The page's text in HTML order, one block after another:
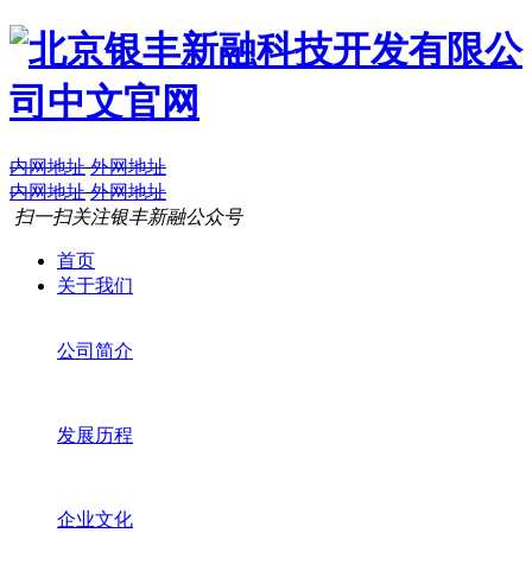
内网地址 外网地址
内网地址 外网地址
扫一扫关注银丰新融公众号
首页
关于我们
公司简介
发展历程
企业文化